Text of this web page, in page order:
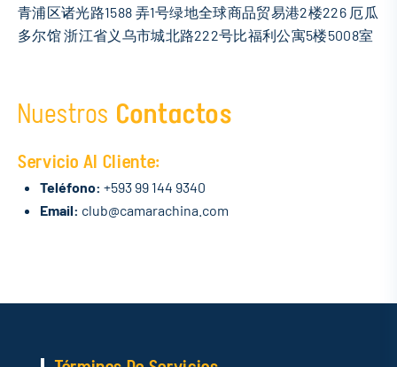
青浦区诸光路1588 弄1号绿地全球商品贸易港2楼226 厄瓜
多尔馆 浙江省义乌市城北路222号比福利公寓5楼5008室
Nuestros Contactos
Servicio Al Cliente:
Teléfono: +593 99 144 9340
Email: club@camarachina.com